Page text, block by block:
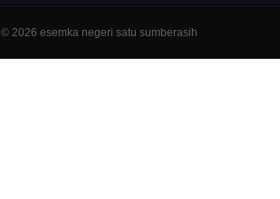
© 2026 esemka negeri satu sumberasih